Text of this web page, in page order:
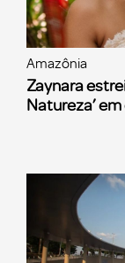
Amazônia
Zaynara
Natureza’